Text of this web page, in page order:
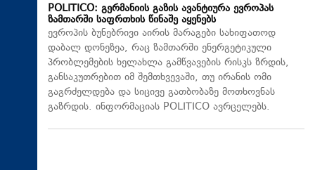
POLITICO: გერმანიის გაზის ავანტიურა ევროპას
ზამთარში საფრთხის წინაშე აყენებს
ევროპის ბუნებრივი აირის მარაგები სახიფათოდ
დაბალ დონეზეა, რაც ზამთარში ენერგეტიკული
პრობლემების ხელახლა გამწვავების რისკს ზრდის,
განსაკუთრებით იმ შემთხვევაში, თუ ირანის ომი
გაგრძელდება და სიცივე გათბობაზე მოთხოვნას
გაზრდის. ინფორმაციას POLITICO ავრცელებს.